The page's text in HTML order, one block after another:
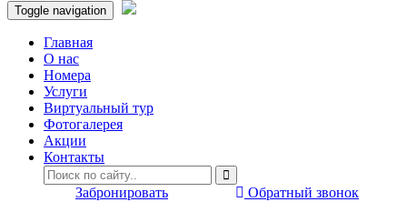
Toggle navigation
Главная
O нас
Номера
Услуги
Виртуальный тур
Фотогалерея
Акции
Контакты
Забронировать Обратный звонок